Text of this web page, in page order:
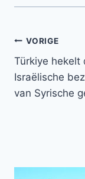
Bericht
VORIGE
Türkiye hekelt
Israëlische
van Syrische